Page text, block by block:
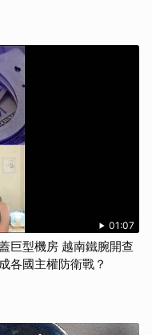
01:07
巨型機房 越南鐵腕開查
各國主權防衛戰？